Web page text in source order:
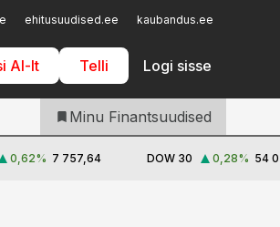
ehitusuudised.ee kaubandus.ee
AI-lt Telli Logi sisse
Iseteenindus
Telli Finantsuudised
Minu Finantsuudised
0,62% 7 757,64 DOW 30 0,28% 54